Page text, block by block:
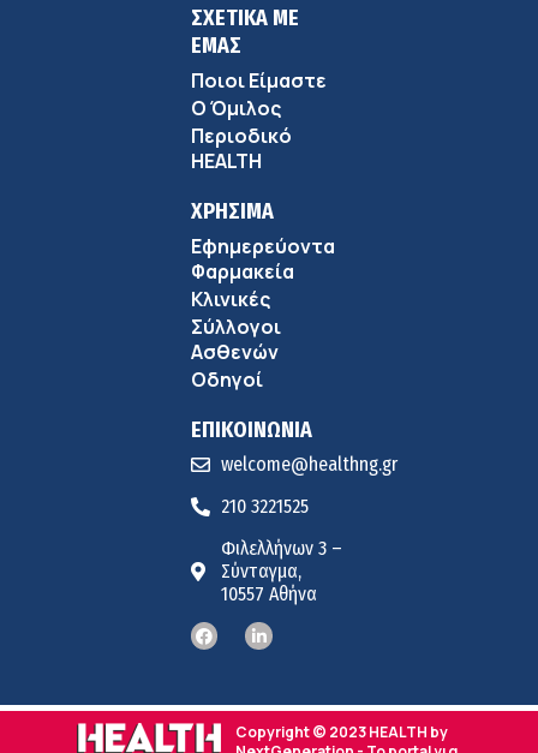
ΣΧΕΤΙΚΑ ΜΕ
ΕΜΑΣ
Ποιοι Είμαστε
Ο Όμιλος
Περιοδικό
HEALTH
ΧΡΗΣΙΜΑ
Εφημερεύοντα
Φαρμακεία
Κλινικές
Σύλλογοι
Ασθενών
Οδηγοί
ΕΠΙΚΟΙΝΩΝΙΑ
welcome@healthng.gr
210 3221525
Φιλελλήνων 3 –
Σύνταγμα,
10557 Αθήνα
Copyright © 2023 HEALTH by